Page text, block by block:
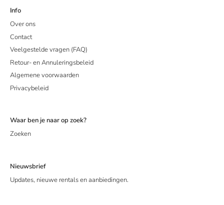
Info
Over ons
Contact
Veelgestelde vragen (FAQ)
Retour- en Annuleringsbeleid
Algemene voorwaarden
Privacybeleid
Waar ben je naar op zoek?
Zoeken
Nieuwsbrief
Updates, nieuwe rentals en aanbiedingen.